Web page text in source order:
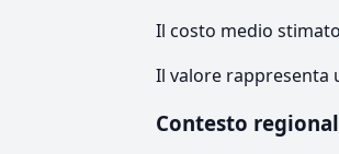
Il costo medio
Il valore rappresenta
Contesto